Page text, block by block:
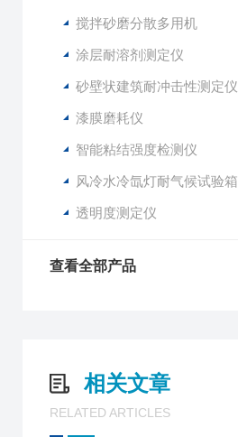
搅拌砂磨分散多用机
涂层耐溶剂测定仪
砂壁状建筑耐冲击性测定仪
漆膜磨耗仪
智能粘结强度检测仪
风冷水冷氙灯耐气候试验箱
透明度测定仪
查看全部产品
相关文章
RELATED ARTICLES